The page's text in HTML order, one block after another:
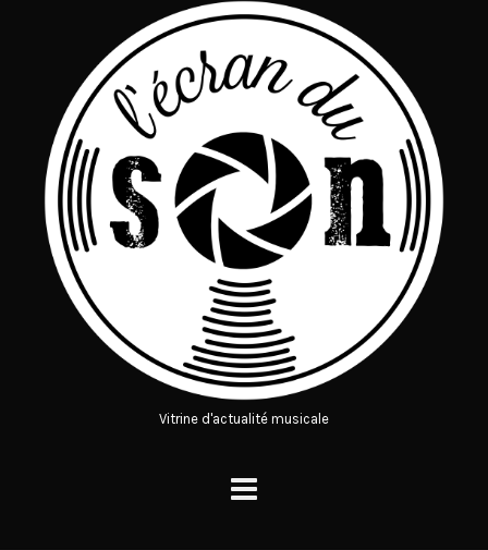
Vitrine d'actualité musicale